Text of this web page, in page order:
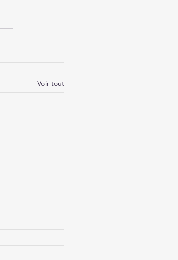
Voir tout